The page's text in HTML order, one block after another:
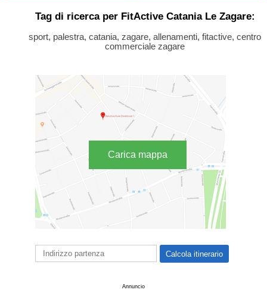
Tag di ricerca per FitActive Catania Le Zagare:
sport, palestra, catania, zagare, allenamenti, fitactive, centro
commerciale zagare
Carica mappa
Annuncio